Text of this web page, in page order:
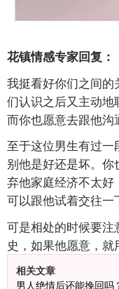
花镇情感专家回复：
我挺看好你们之间
们认识之后又主动地
而你也愿意去跟他沟
至于这位男生有过
别他是好还是坏。
弃他家庭经济不太好
可以跟他试着交往一
可是相处的时候要
史，如果他愿意，
相关文章
男人绝情后还能挽回